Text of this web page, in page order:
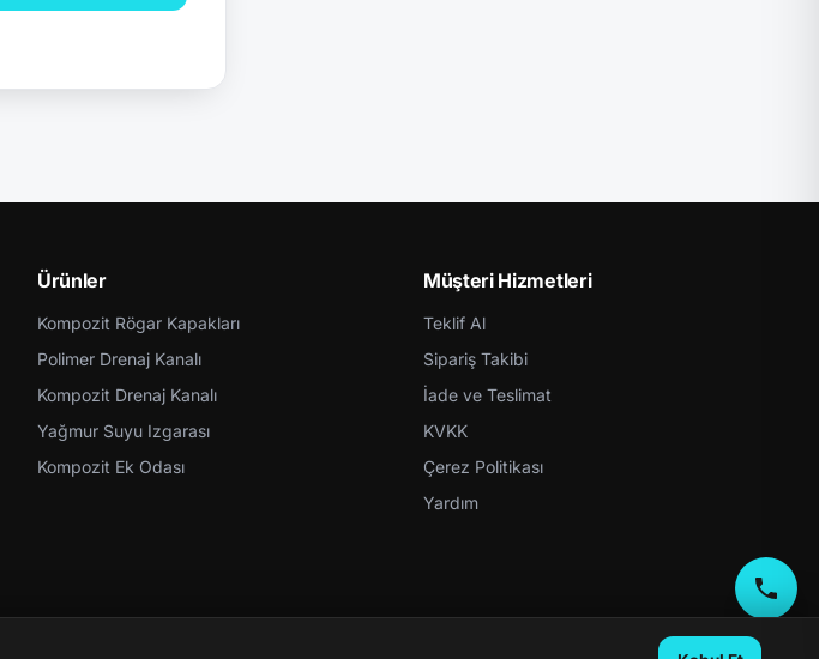
Ürünler
Kompozit Rögar Kapakları
Polimer Drenaj Kanalı
Kompozit Drenaj Kanalı
Yağmur Suyu Izgarası
Kompozit Ek Odası
Müşteri Hizmetleri
Teklif Al
Sipariş Takibi
İade ve Teslimat
KVKK
Çerez Politikası
Yardım